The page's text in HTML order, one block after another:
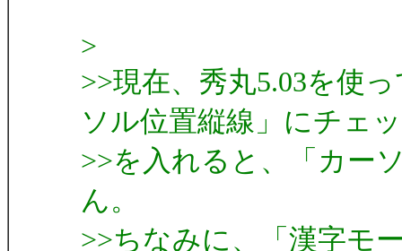
>
>>現在、秀丸5.03を使
ソル位置縦線」にチェ
>>を入れると、「カー
ん。
>>ちなみに、「漢字モ